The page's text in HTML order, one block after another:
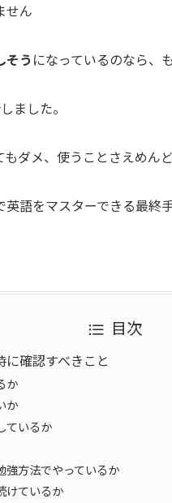
せん
そう になっているのなら、
ました。
ダメ、使うことさえめん
語をマスターできる最終
目次
確認すべきこと
か
か
ているか
強方法でやっているか
けているか